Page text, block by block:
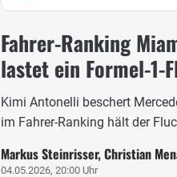
Fahrer-Ranking
lastet ein Formel-1-
Kimi Antonelli beschert
im Fahrer-Ranking hält der
Markus Steinrisser, Christian
04.05.2026, 20:00 Uhr